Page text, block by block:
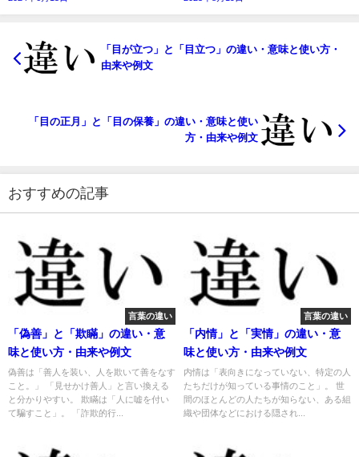
「目が立つ」と「目立つ」の違い・意味と使い方・
由来や例文
「目の正月」と「目の保養」の違い・意味と使い
方・由来や例文
おすすめの記事
言葉の違い
「偽善」と「欺瞞」の違い・意
味と使い方・由来や例文
偽善は「善人を装い、人を欺いて善をなす
こと。」 「見せかけ善人」と言い換える
と分かりやすい。 欺瞞は「人に嘘を付い
て騙すこと」。 「詐欺的行...
言葉の違い
「内情」と「実情」の違い・意
味と使い方・由来や例文
内情は「表向きになっていない、特定の人
たちだけが知っている事情のこと」。 世
間のほとんどの人たちが知らない、ある組
織や団体などにおける隠され...